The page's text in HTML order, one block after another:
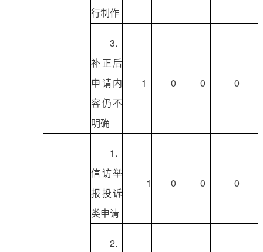
行制作
3.
补正后
申请内
容仍不
明确
1 0 0 0
1.
信访举
报投诉
类申请
1 0 0 0
2.